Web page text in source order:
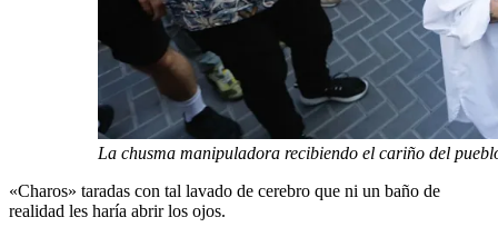
La chusma manipuladora recibiendo el cariño del
«Charos» taradas con tal lavado de cerebro que ni un baño de
realidad les haría abrir los ojos.